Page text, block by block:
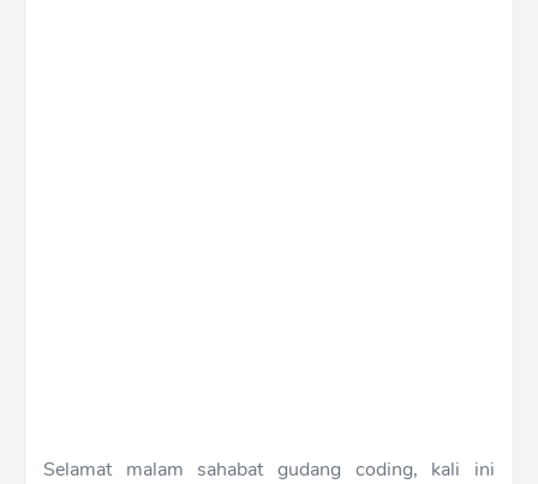
Selamat malam sahabat gudang coding, kali ini